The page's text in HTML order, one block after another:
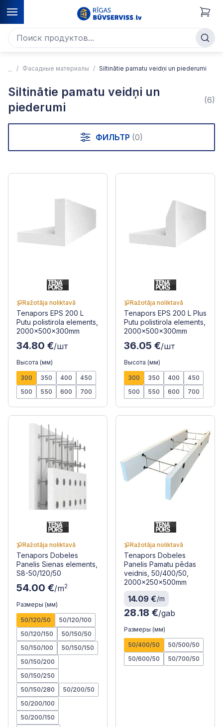
Фасадные материалы Siltinātie pamatu veidņi un piederumi
Siltinātie pamatu veidņi un
piederumi
(6)
ФИЛЬТР (0)
Ražotāja noliktavā
Tenapors EPS 200 L
Putu polistirola elements,
2000x500x300mm
34.80 €/шт
Высота (мм)
300 350 400
450
500
550 600 700
Ražotāja noliktavā
Tenapors EPS 200 L Plus
Putu polistirola elements,
2000x500x300mm
36.05 €/шт
Высота (мм)
300 350 400
450
500
550 600 700
Ražotāja noliktavā
Tenapors Dobeles
Panelis Sienas elements,
S8-50/120/50
54.00 €/m2
Размеры (мм)
50/120/50
50/120/100
50/120/150
50/150/50
50/150/100
50/150/150
50/150/200
50/150/250
50/150/280
50/200/50
50/200/100
50/200/150
Ražotāja noliktavā
Tenapors Dobeles
Panelis Pamatu pēdas
veidnis, 50/400/50,
2000x250x500mm
14.09 €/m
28.18 €/gab
Размеры (мм)
50/400/50
50/500/50
50/600/50
50/700/50